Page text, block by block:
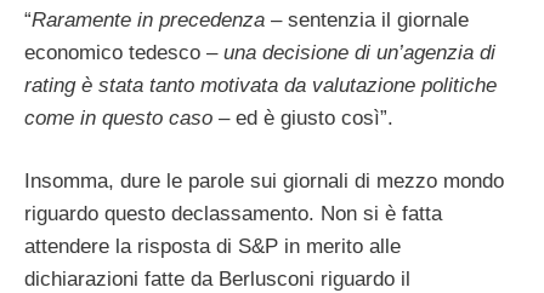
“Raramente in precedenza – sentenzia il giornale
economico tedesco – una decisione di un’agenzia di
rating è stata tanto motivata da valutazione politiche
come in questo caso – ed è giusto così”.
Insomma, dure le parole sui giornali di mezzo mondo
riguardo questo declassamento. Non si è fatta
attendere la risposta di S&P in merito alle
dichiarazioni fatte da Berlusconi riguardo il